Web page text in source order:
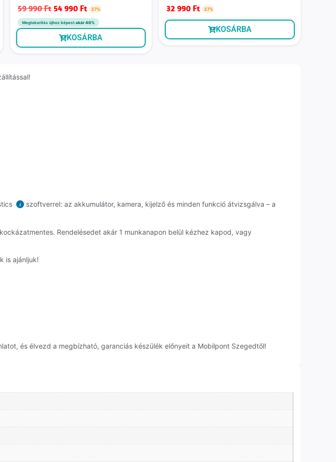
59 990Ft 54 990 Ft 27%
Megtakarítás újhoz képest akár 40%
KOSÁRBA
32 990 Ft 27%
KOSÁRBA
i
szoftverrel: az akkumulátor, kamera, kijelző és minden funkció átvizsgálva – a
Rendelésedet akár 1 munkanapon belül kézhez kapod, vagy
is ajánljuk!
és élvezd a megbízható, garanciás készülék előnyeit a Mobilpont Szegedtől!